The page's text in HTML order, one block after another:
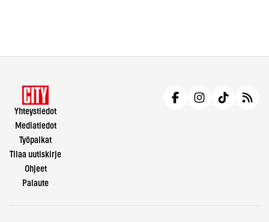
Yhteystiedot
Mediatiedot
Työpaikat
Tilaa uutiskirje
Ohjeet
Palaute